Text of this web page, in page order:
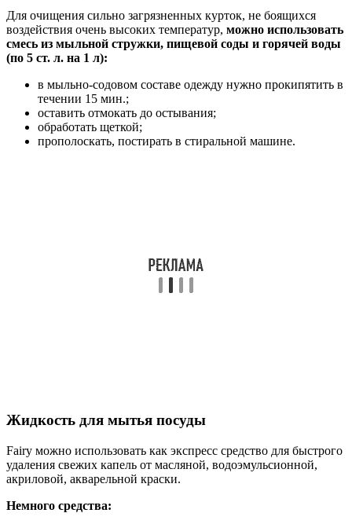
Для очищения сильно загрязненных курток, не боящихся
воздействия очень высоких температур, можно использовать
смесь из мыльной стружки, пищевой соды и горячей воды
(по 5 ст. л. на 1 л):
в мыльно-содовом составе одежду нужно прокипятить в
течении 15 мин.;
оставить отмокать до остывания;
обработать щеткой;
прополоскать, постирать в стиральной машине.
Жидкость для мытья посуды
Fairy можно использовать как экспресс средство для быстрого
удаления свежих капель от масляной, водоэмульсионной,
акриловой, акварельной краски.
Немного средства: